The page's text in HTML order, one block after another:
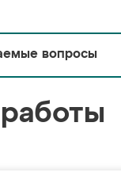
вопросы